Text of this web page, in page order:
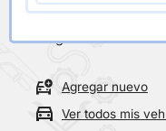
Vehículo actual
Elige un vehículo
Agregar nuevo
Ver todos mis